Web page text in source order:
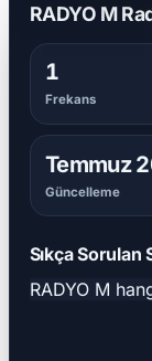
RADYO M
1
Frekans
Temmuz
Güncelleme
Sıkça Sorulan
RADYO M